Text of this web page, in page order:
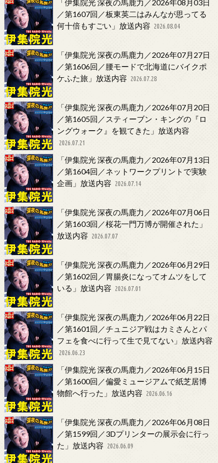
「伊集院光 深夜の馬鹿力／2026年08月03日
／第1607回／板東英二はみんなが思ってる
何十倍もすごい」放送内容 2026.08.04
「伊集院光 深夜の馬鹿力／2026年07月27日
／第1606回／腰モードで北海道にバイクポ
ケふた旅」放送内容 2026.07.28
「伊集院光 深夜の馬鹿力／2026年07月20日
／第1605回／スティーブン・キングの『ロ
ングウォーク』を観てきた」放送内容
2026.07.21
「伊集院光 深夜の馬鹿力／2026年07月13日
／第1604回／ネットワークプリントで実験
企画」放送内容 2026.07.14
「伊集院光 深夜の馬鹿力／2026年07月06日
／第1603回／桜花一門万博が開催された」
放送内容 2026.07.07
「伊集院光 深夜の馬鹿力／2026年06月29日
／第1602回／胃腸炎になってオムツをして
いる」放送内容 2026.07.01
「伊集院光 深夜の馬鹿力／2026年06月22日
／第1601回／チュニジア戦はカミさんとパ
フェを食べに行って生で見てない」放送内容
2026.06.23
「伊集院光 深夜の馬鹿力／2026年06月15日
／第1600回／偏愛ミュージアムで紙芝居博
物館へ行った」放送内容 2026.06.16
「伊集院光 深夜の馬鹿力／2026年06月08日
／第1599回／3Dプリンターの展示会に行っ
た」放送内容 2026.06.09